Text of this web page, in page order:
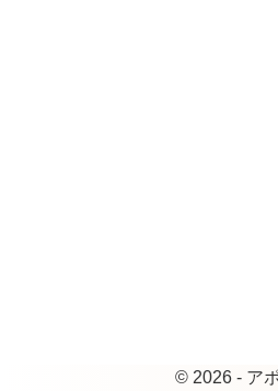
© 2026 - ア